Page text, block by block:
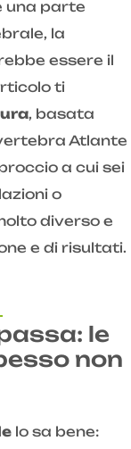
una parte
la
essere il
ti
, basata
Atlante
a cui sei
o
diverso e
e di risultati.
le
non
lo sa bene: